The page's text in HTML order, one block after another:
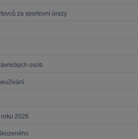
za sportovní úrazy
osob
2026